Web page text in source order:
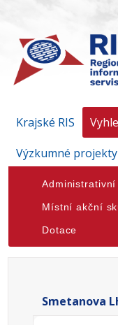
Krajské RIS
Výzkumné projekty
Místní akční
Dotace
Smetanova